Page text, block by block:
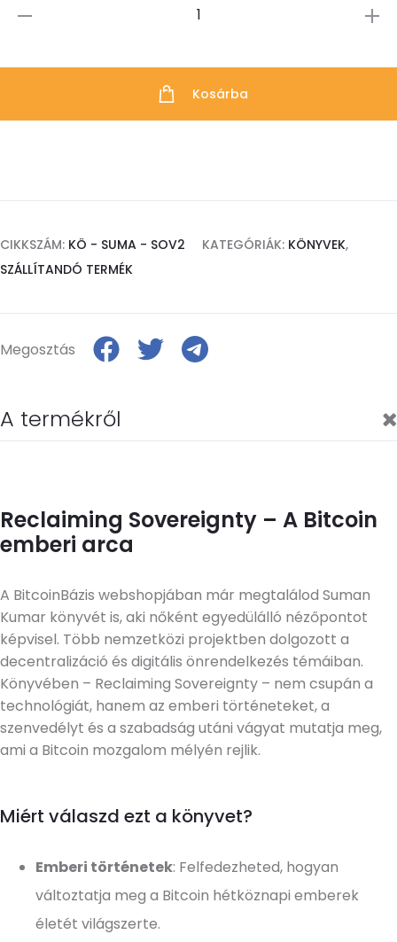
Kosárba
CIKKSZÁM: KÖ - SUMA - SOV2 KATEGÓRIÁK: KÖNYVEK,
SZÁLLÍTANDÓ TERMÉK
Megosztás
A termékről
Reclaiming Sovereignty – A Bitcoin
emberi arca
A BitcoinBázis webshopjában már megtalálod Suman
Kumar könyvét is, aki nőként egyedülálló nézőpontot
képvisel. Több nemzetközi projektben dolgozott a
decentralizáció és digitális önrendelkezés témáiban.
Könyvében – Reclaiming Sovereignty – nem csupán a
technológiát, hanem az emberi történeteket, a
szenvedélyt és a szabadság utáni vágyat mutatja meg,
ami a Bitcoin mozgalom mélyén rejlik.
Miért válaszd ezt a könyvet?
Emberi történetek: Felfedezheted, hogyan
változtatja meg a Bitcoin hétköznapi emberek
életét világszerte.